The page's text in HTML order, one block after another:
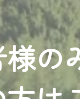
の
お知らせ
日からリニューア
テンツが一目瞭